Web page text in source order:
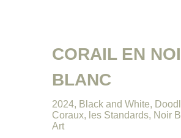
CORAIL EN
BLANC
2024, Black and White,
Coraux, les Standards, Noir
Art